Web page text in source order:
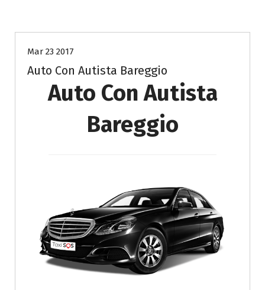
Mar 23 2017
Auto Con Autista Bareggio
Auto Con Autista
Bareggio